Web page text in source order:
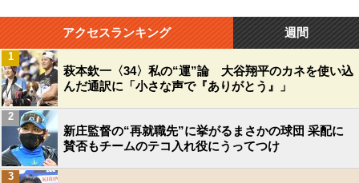
アクセスランキング 週間
萩本欽一〈34〉私の“運”論 大谷翔平のカネを使い込
んだ通訳に「小さな声で『ありがとう』」
1
新庄監督の“再就職先”に挙がるまさかの球団 采配に
賛否もチームのテコ入れ役にうってつけ
2
3